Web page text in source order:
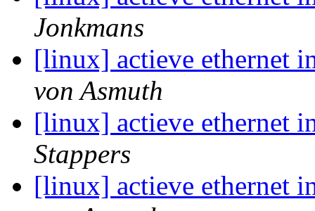
Jonkmans
[linux] actieve ethernet
von Asmuth
[linux] actieve ethernet
Stappers
[linux] actieve ethernet